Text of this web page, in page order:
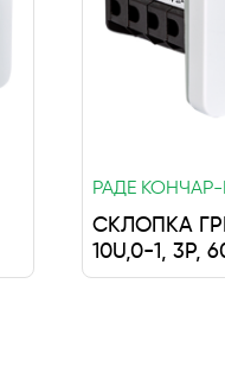
РАДЕ КОНЧАР-
СКЛОПКА
10U,0-1, 3P,